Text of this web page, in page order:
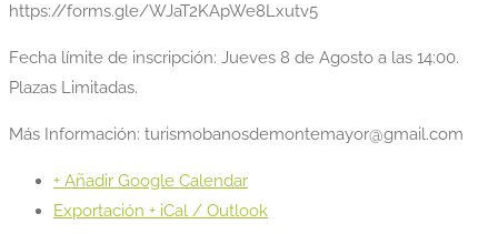
https://forms.gle/WJaT2KApWe8Lxutv5
Fecha límite de inscripción: Jueves 8 de Agosto a las 14:00.
Plazas Limitadas.
Más Información: turismobanosdemontemayor@gmail.com
+ Añadir Google Calendar
Exportación + iCal / Outlook